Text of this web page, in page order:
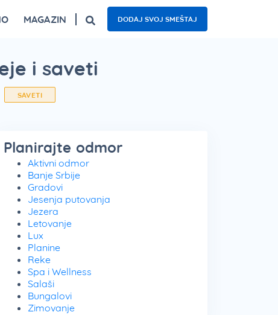
MAGAZIN DODAJ SVOJ SMEŠTAJ
i saveti
SAVETI
Planirajte odmor
Aktivni odmor
Banje Srbije
Gradovi
Jesenja putovanja
Jezera
Letovanje
Lux
Planine
Reke
Spa i Wellness
Salaši
Bungalovi
Zimovanje